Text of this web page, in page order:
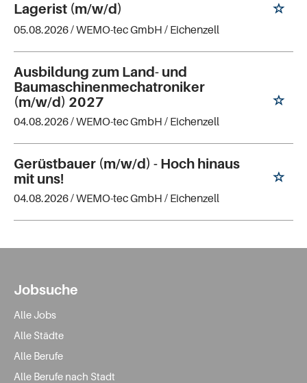
Lagerist (m/w/d)
05.08.2026 /WEMO-tec GmbH / Eichenzell
Ausbildung zum Land- und
Baumaschinenmechatroniker
(m/w/d) 2027
04.08.2026 /WEMO-tec GmbH / Eichenzell
Gerüstbauer (m/w/d) - Hoch hinaus
mit uns!
04.08.2026 /WEMO-tec GmbH / Eichenzell
Jobsuche
Alle Jobs
Alle Städte
Alle Berufe
Alle Berufe nach Stadt